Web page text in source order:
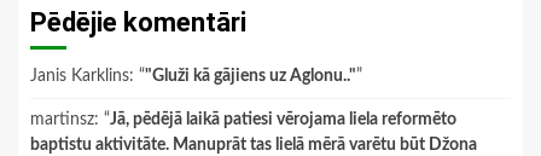
Pēdējie komentāri
Janis Karklins: “"Gluži kā gājiens uz Aglonu.."”
martinsz: “Jā, pēdējā laikā patiesi vērojama liela reformēto
baptistu aktivitāte. Manuprāt tas lielā mērā varētu būt Džona